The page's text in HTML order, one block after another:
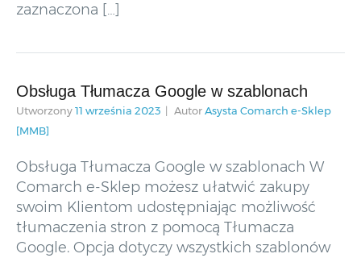
zaznaczona […]
Obsługa Tłumacza Google w szablonach
Utworzony11 września 2023 AutorAsysta Comarch e-Sklep
[MMB]
Obsługa Tłumacza Google w szablonach W
Comarch e-Sklep możesz ułatwić zakupy
swoim Klientom udostępniając możliwość
tłumaczenia stron z pomocą Tłumacza
Google. Opcja dotyczy wszystkich szablonów